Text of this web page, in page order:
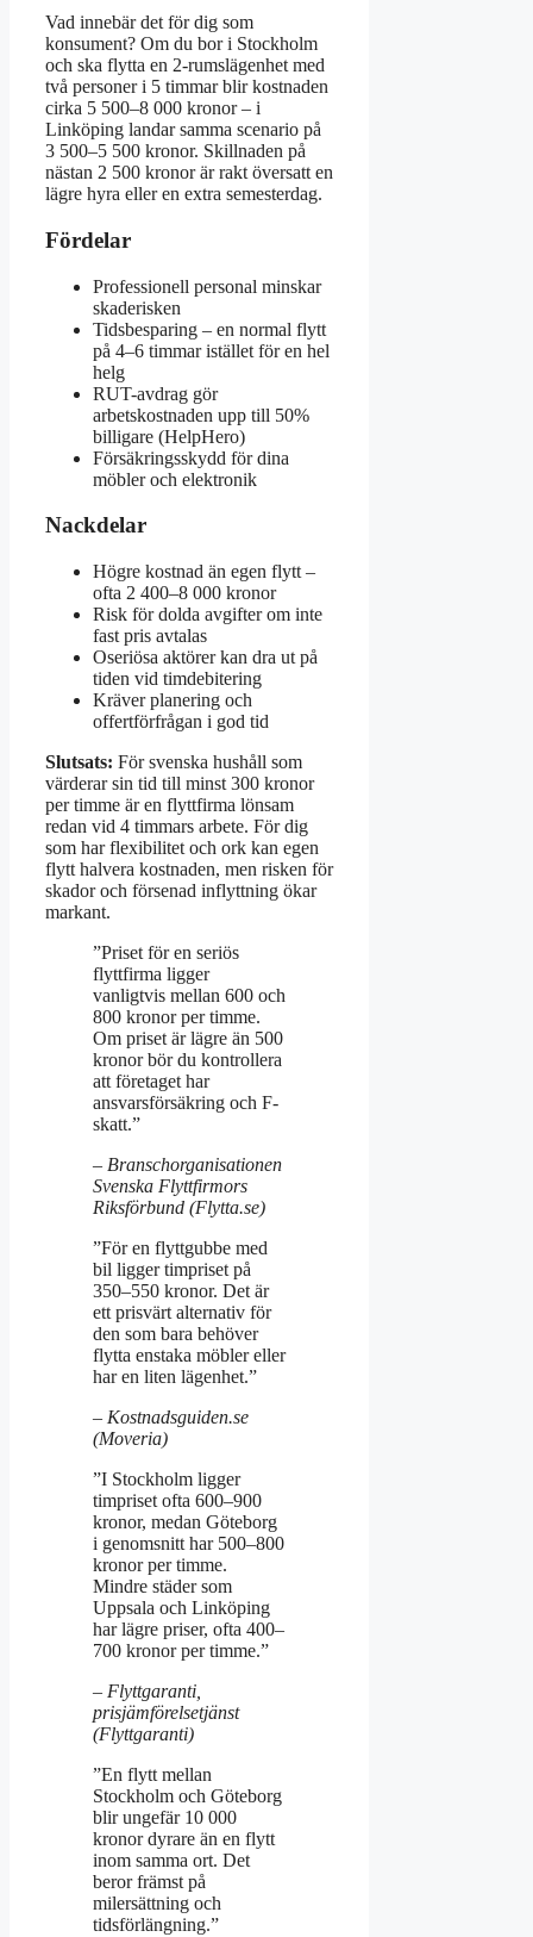
Vad innebär det för dig som
konsument? Om du bor i Stockholm
och ska flytta en 2-rumslägenhet med
två personer i 5 timmar blir kostnaden
cirka 5 500–8 000 kronor – i
Linköping landar samma scenario på
3 500–5 500 kronor. Skillnaden på
nästan 2 500 kronor är rakt översatt en
lägre hyra eller en extra semesterdag.
Fördelar
Professionell personal minskar
skaderisken
Tidsbesparing – en normal flytt
på 4–6 timmar istället för en hel
helg
RUT-avdrag gör
arbetskostnaden upp till 50%
billigare (HelpHero)
Försäkringsskydd för dina
möbler och elektronik
Nackdelar
Högre kostnad än egen flytt –
ofta 2 400–8 000 kronor
Risk för dolda avgifter om inte
fast pris avtalas
Oseriösa aktörer kan dra ut på
tiden vid timdebitering
Kräver planering och
offertförfrågan i god tid
Slutsats: För svenska hushåll som
värderar sin tid till minst 300 kronor
per timme är en flyttfirma lönsam
redan vid 4 timmars arbete. För dig
som har flexibilitet och ork kan egen
flytt halvera kostnaden, men risken för
skador och försenad inflyttning ökar
markant.
”Priset för en seriös
flyttfirma ligger
vanligtvis mellan 600 och
800 kronor per timme.
Om priset är lägre än 500
kronor bör du kontrollera
att företaget har
ansvarsförsäkring och F-
skatt.”
– Branschorganisationen
Svenska Flyttfirmors
Riksförbund (Flytta.se)
”För en flyttgubbe med
bil ligger timpriset på
350–550 kronor. Det är
ett prisvärt alternativ för
den som bara behöver
flytta enstaka möbler eller
har en liten lägenhet.”
– Kostnadsguiden.se
(Moveria)
”I Stockholm ligger
timpriset ofta 600–900
kronor, medan Göteborg
i genomsnitt har 500–800
kronor per timme.
Mindre städer som
Uppsala och Linköping
har lägre priser, ofta 400–
700 kronor per timme.”
– Flyttgaranti,
prisjämförelsetjänst
(Flyttgaranti)
”En flytt mellan
Stockholm och Göteborg
blir ungefär 10 000
kronor dyrare än en flytt
inom samma ort. Det
beror främst på
milersättning och
tidsförlängning.”